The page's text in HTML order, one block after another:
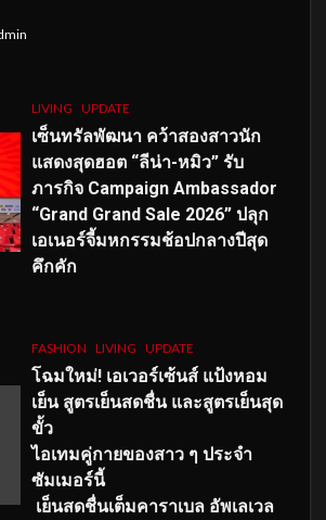
LIVING UPDATE
เซ็นทรัลพัฒนา คว้าสองสาวนัก
แสดงสุดฮอต “ลีน่า-หมิว” รับ
ภารกิจ Campaign Ambassador
“Grand Grand Sale 2026” ปลุก
เอเนอร์จี้มหกรรมช้อปกลางปีสุด
คึกคัก
FASHION LIVING UPDATE
โฉมใหม่! เอเวอร์เซ้นส์ แป้งหอม
เย็น สูตรเย็นสดชื่น และสูตรเย็นสุด
ขั้ว
ไอเทมคู่กายของสาว ๆ ประจำ
ซัมเมอร์นี้
เย็นสดชื่นเต็มคาราเบล อัพเลเวล